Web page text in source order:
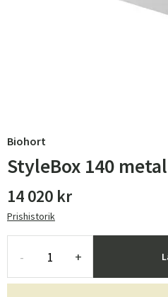
Biohort
StyleBox 140
14 020 kr
Prishistorik
- +